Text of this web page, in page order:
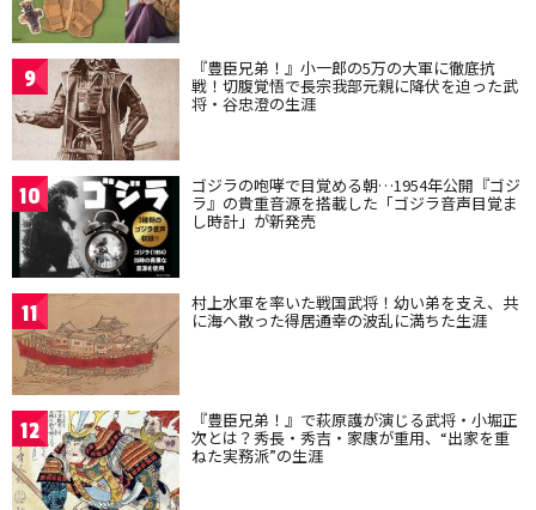
9 『豊臣兄弟！』小一郎の5万の大軍に徹底抗
戦！切腹覚悟で長宗我部元親に降伏を迫った武
将・谷忠澄の生涯
10 ゴジラの咆哮で目覚める朝…1954年公開『ゴジ
ラ』の貴重音源を搭載した「ゴジラ音声目覚ま
し時計」が新発売
11 村上水軍を率いた戦国武将！幼い弟を支え、共
に海へ散った得居通幸の波乱に満ちた生涯
12 『豊臣兄弟！』で萩原護が演じる武将・小堀正
次とは？秀長・秀吉・家康が重用、“出家を重
ねた実務派”の生涯